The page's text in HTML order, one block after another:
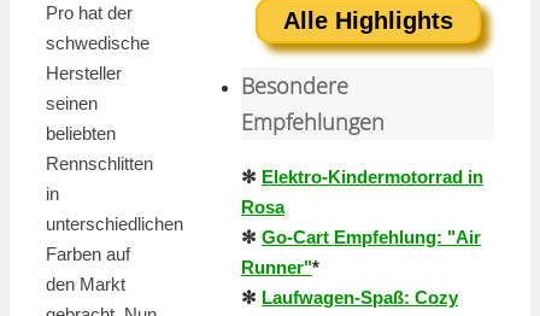
Pro hat der
schwedische
Hersteller
seinen
beliebten
Rennschlitten
in
unterschiedlichen
Farben auf
den Markt
Alle Highlights
Besondere
Empfehlungen
✻ Elektro-Kindermotorrad in
Rosa
✻ Go-Cart Empfehlung: "Air
Runner"*
✻ Laufwagen-Spaß: Cozy